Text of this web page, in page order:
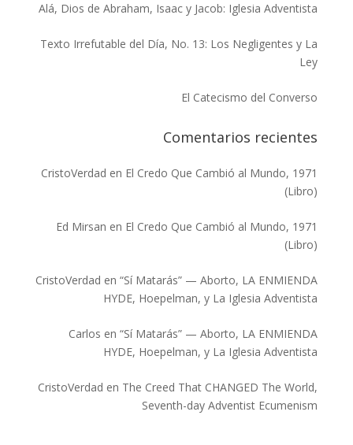
Alá, Dios de Abraham, Isaac y Jacob: Iglesia Adventista
Texto Irrefutable del Día, No. 13: Los Negligentes y La
Ley
El Catecismo del Converso
Comentarios recientes
CristoVerdad en El Credo Que Cambió al Mundo, 1971
(Libro)
Ed Mirsan en El Credo Que Cambió al Mundo, 1971
(Libro)
CristoVerdad en“Sí Matarás” — Aborto, LA ENMIENDA
HYDE, Hoepelman, y La Iglesia Adventista
Carlos en“Sí Matarás” — Aborto, LA ENMIENDA
HYDE, Hoepelman, y La Iglesia Adventista
CristoVerdad en The Creed That CHANGED The World,
Seventh-day Adventist Ecumenism